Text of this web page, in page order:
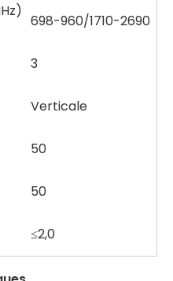
698-960/1710-2690
3
Verticale
50
50
≤2,0